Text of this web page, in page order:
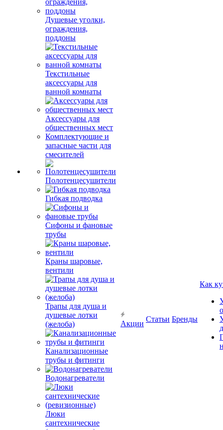
Душевые уголки,
ограждения,
поддоны
Текстильные
аксессуары для
ванной комнаты
Аксессуары для
общественных мест
Комплектующие и
запасные части для
смесителей
Полотенцесушители
Гибкая подводка
Сифоны и фановые
трубы
Краны шаровые,
вентили
Трапы для душа и
душевые лотки
(желоба)
Канализационные
трубы и фитинги
Водонагреватели
Люки
сантехнические
Акции
Статьи Бренды
Как